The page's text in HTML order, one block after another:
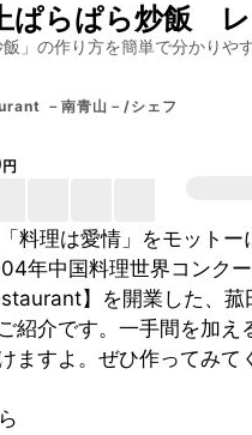
ぱらぱら炒飯 レ
」の作り方を簡単で分かりや
－南青山－/シェフ
円
料理は愛情」をモット
年中国料理世界コンク
】を開業した、菰
紹介です。一手間を加
ますよ。ぜひ作ってみて